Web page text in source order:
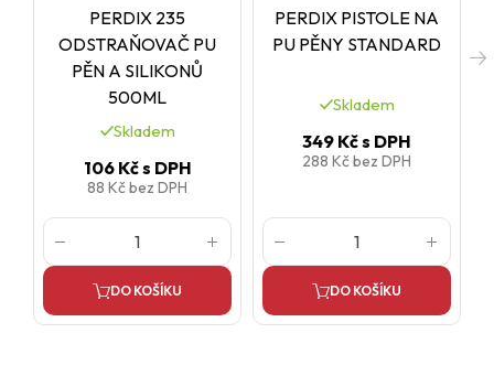
PERDIX 235
ODSTRAŇOVAČ PU
PĚN A SILIKONŮ
500ML
Skladem
106 Kčs DPH
88 Kčbez DPH
DO KOŠÍKU
PERDIX PISTOLE NA
PU PĚNY STANDARD
Skladem
349 Kčs DPH
288 Kčbez DPH
DO KOŠÍKU